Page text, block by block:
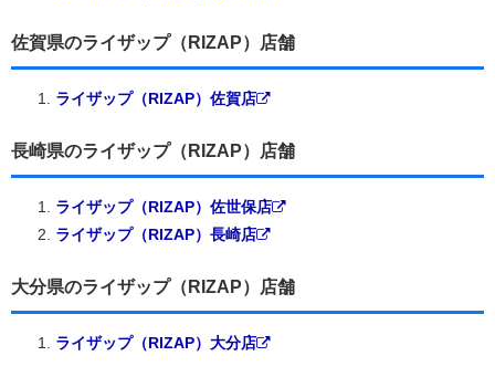
佐賀県のライザップ（RIZAP）店舗
ライザップ（RIZAP）佐賀店
長崎県のライザップ（RIZAP）店舗
ライザップ（RIZAP）佐世保店
ライザップ（RIZAP）長崎店
大分県のライザップ（RIZAP）店舗
ライザップ（RIZAP）大分店